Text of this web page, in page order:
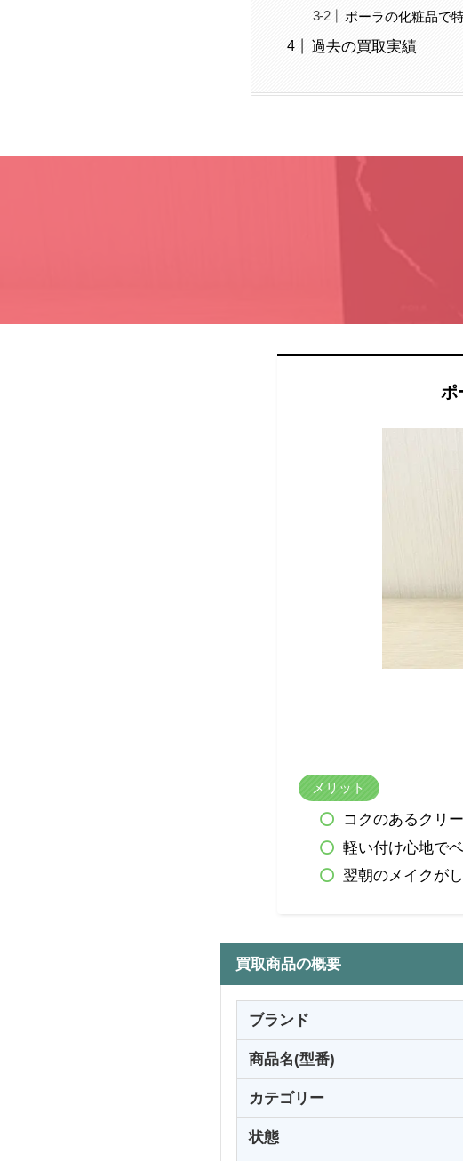
ポーラの化粧品で
過去の買取実績
ポ
メリット
コクのあるクリ
軽い付け心地で
翌朝のメイクが
買取商品の概要
ブランド
商品名(型番)
カテゴリー
状態